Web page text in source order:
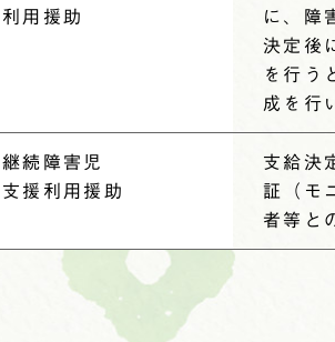
利用援助
に、障
決定後
を行う
成を行
継続障害児
支援利用援助
支給決
証（モ
者等と